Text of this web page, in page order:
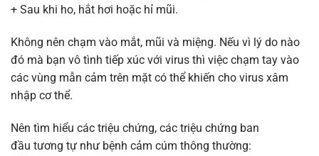
+ Sau khi ho, hắt hơi hoặc hỉ mũi.
Không nên chạm vào mắt, mũi và miệng. Nếu vì lý do nào
đó mà bạn vô tình tiếp xúc với virus thì việc chạm tay vào
các vùng mẫn cảm trên mặt có thể khiến cho virus xâm
nhập cơ thể.
Nên tìm hiểu các triệu chứng, các triệu chứng ban
đầu tương tự như bệnh cảm cúm thông thường: